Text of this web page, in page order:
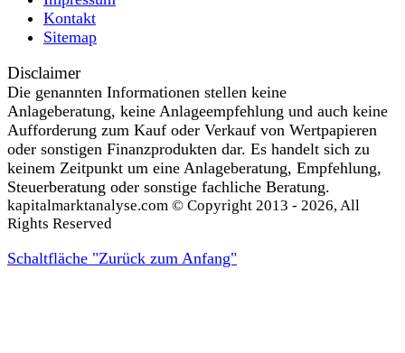
Kontakt
Sitemap
Disclaimer
Die genannten Informationen stellen keine
Anlageberatung, keine Anlageempfehlung und auch keine
Aufforderung zum Kauf oder Verkauf von Wertpapieren
oder sonstigen Finanzprodukten dar. Es handelt sich zu
keinem Zeitpunkt um eine Anlageberatung, Empfehlung,
Steuerberatung oder sonstige fachliche Beratung.
kapitalmarktanalyse.com © Copyright 2013 - 2026, All
Rights Reserved
Schaltfläche "Zurück zum Anfang"